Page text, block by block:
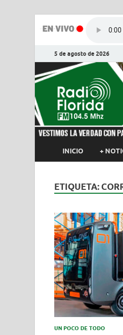
5 de agosto de 2026
INICIO +
ETIQUETA:
UN POCO DE TODO